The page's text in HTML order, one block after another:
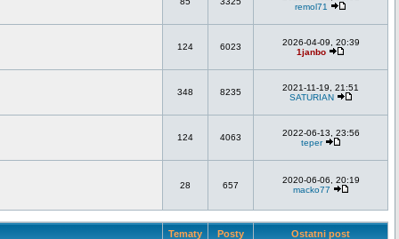
remol71
124 6023
2026-04-09, 20:39
1janbo
348 8235
2021-11-19, 21:51
SATURIAN
124 4063
2022-06-13, 23:56
teper
28 657
2020-06-06, 20:19
macko77
Tematy Posty Ostatni post